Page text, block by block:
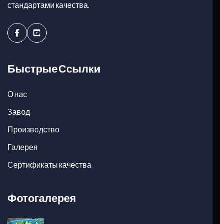
стандартами качества.
FacebookYoutube
Быстрые Ссылки
О нас
Завод
Производство
Галерея
Сертификаты качества
Фотогалерея